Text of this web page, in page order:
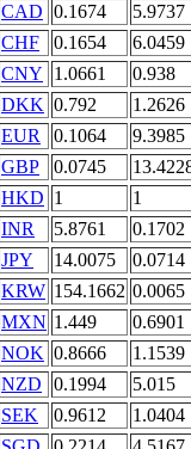
CAD 0.1674
5.9737
CHF
0.1654
6.0459
CNY
1.0661
0.938
DKK 0.792
1.2626
EUR
0.1064
9.3985
GBP
0.0745
HKD 1
1
INR
5.8761
0.1702
JPY
14.0075
0.0714
KRW 154.1662 0.0065
MXN 1.449
0.6901
NOK 0.8666
1.1539
NZD
0.1994
5.015
SEK
0.9612
1.0404